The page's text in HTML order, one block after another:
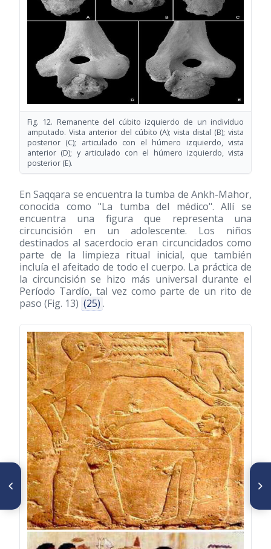
Fig. 12. Remanente del cúbito izquierdo de un individuo
amputado. Vista anterior del cúbito (A); vista distal (B); vista
posterior (C); articulado con el húmero izquierdo, vista
anterior (D); y articulado con el húmero izquierdo, vista
posterior (E).
En Saqqara se encuentra la tumba de Ankh-Mahor,
conocida como "La tumba del médico". Allí se
encuentra una figura que representa una
circuncisión en un adolescente. Los niños
destinados al sacerdocio eran circuncidados como
parte de la limpieza ritual inicial, que también
incluía el afeitado de todo el cuerpo. La práctica de
la circuncisión se hizo más universal durante el
Período Tardío, tal vez como parte de un rito de
paso (Fig. 13) (25) .
ARTÍCULO ANTERIOR
Aspectos políticos, jurídicos y
académicos de los estudios
médicos universitarios en
Venezuela 1763-1827
SIGUIENTE ARTÍCULO
Juicio Crítico del trabajo "La
medicina en el antiguo Egipto"
de la Dra. Aixa Müller